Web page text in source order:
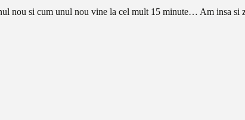
nou si cum unul nou vine la cel mult 15 minute… Am insa si